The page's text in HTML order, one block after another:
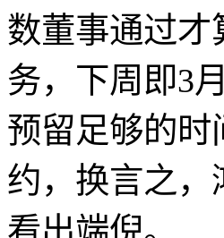
数董事通过才
务，下周即3
预留足够的时
约，换言之，